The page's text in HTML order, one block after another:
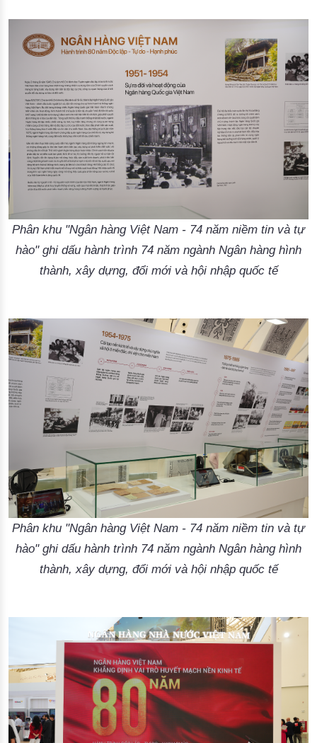
Phân khu "Ngân hàng Việt Nam - 74 năm niềm tin và tự
hào" ghi dấu hành trình 74 năm ngành Ngân hàng hình
thành, xây dựng, đổi mới và hội nhập quốc tế
Phân khu "Ngân hàng Việt Nam - 74 năm niềm tin và tự
hào" ghi dấu hành trình 74 năm ngành Ngân hàng hình
thành, xây dựng, đổi mới và hội nhập quốc tế